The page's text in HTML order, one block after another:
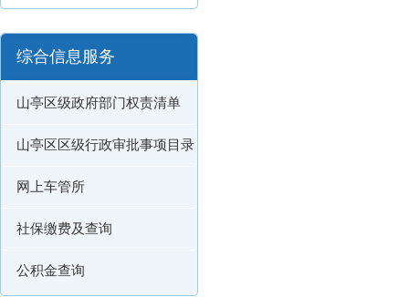
综合信息服务
山亭区级政府部门权责清单
山亭区区级行政审批事项目录
网上车管所
社保缴费及查询
公积金查询